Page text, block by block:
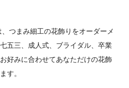
、つまみ細工の花飾りをオーダーメ
五三、成人式、ブライダル、卒業
好みに合わせてあなただけの花飾
す。